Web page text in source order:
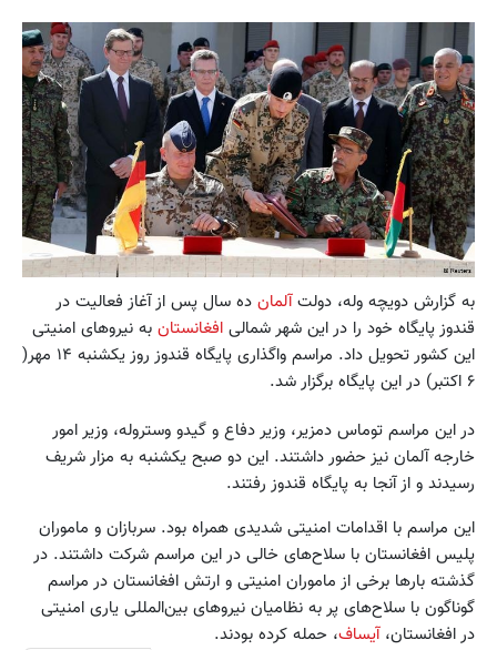
به گزارش دویچه وله، دولتآلمان ده سال پس از آغاز فعالیت در
قندوز پایگاه خود را در این شهر شمالی افغانستان به نیروهای امنیتی
این کشور تحویل داد. مراسم واگذاری پایگاه قندوز روز یکشنبه ۱۴ مهر(
۶ اکتبر) در این پایگاه برگزار شد.
در این مراسم توماس دمزیر، وزیر دفاع و گیدو وستروله، وزیر امور
خارجه آلمان نیز حضور داشتند. این دو صبح یکشنبه به مزار شریف
رسیدند و از آنجا به پایگاه قندوز رفتند.
این مراسم با اقدامات امنیتی شدیدی همراه بود. سربازان و ماموران
پلیس افغانستان با سلاح‌های خالی در این مراسم شرکت داشتند. در
گذشته بارها برخی از ماموران امنیتی و ارتش افغانستان در مراسم
گوناگون با سلاح‌های پر به نظامیان نیروهای بین‌المللی یاری امنیتی
در افغانستان،آیساف، حمله کرده بودند.